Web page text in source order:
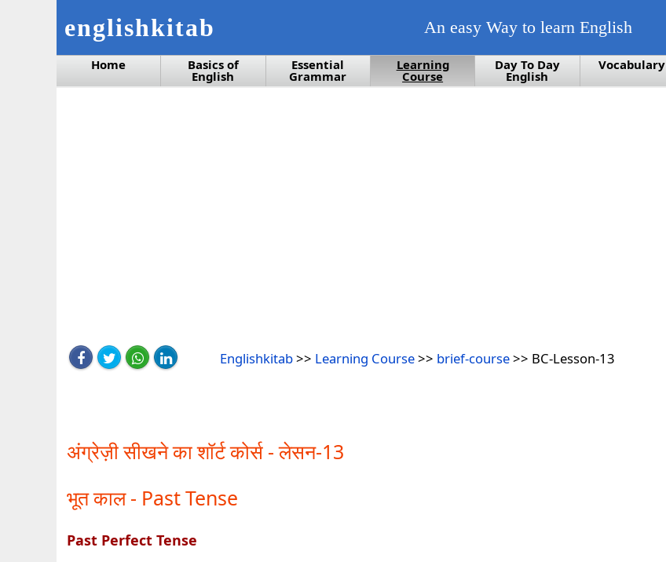
englishkitab An easy Way to learn English
Home Basics of
English
Essential
Grammar
Learning
Course
Day To Day
English
Vocabulary
Englishkitab>> Learning Course>> brief-course>> BC-Lesson-13
अंग्रेज़ी सीखने का शॉर्ट कोर्स - लेसन-13
भूत काल - Past Tense
Past Perfect Tense